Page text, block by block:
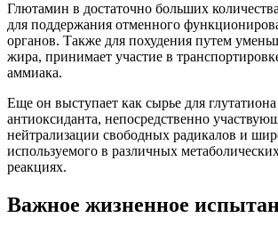
Глютамин в достаточно больших
для поддержания отменного
органов. Также для похудения путем
жира, принимает участие в
аммиака.
Еще он выступает как сырье для
антиоксиданта, непосредственно
нейтрализации свободных радикалов и
используемого в различных
реакциях.
Важное жизненное